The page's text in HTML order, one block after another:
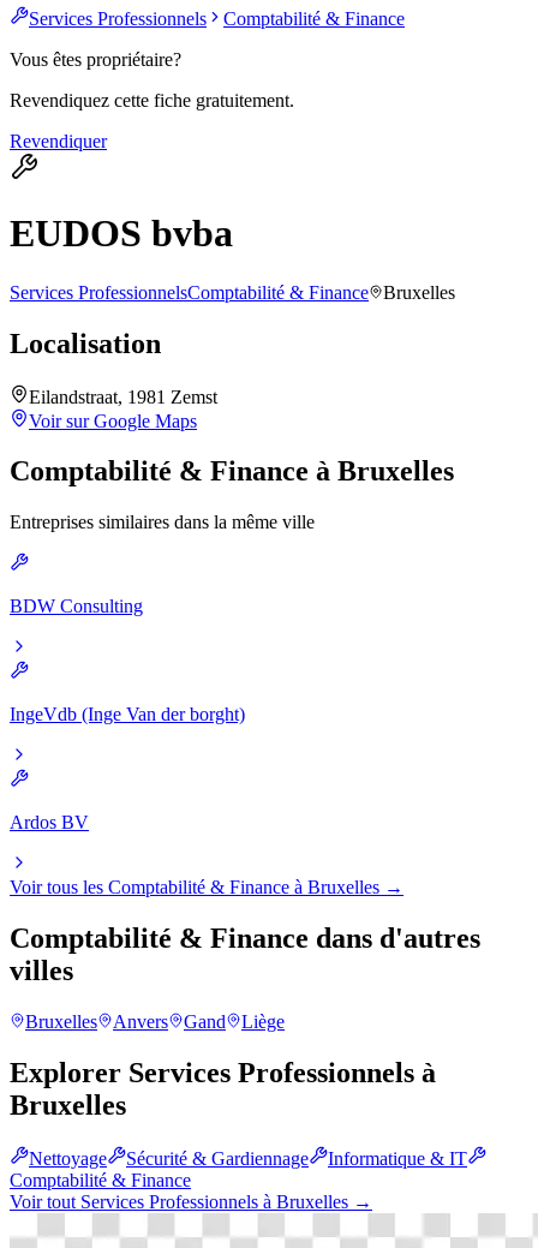
Services Professionnels
Comptabilité & Finance
Vous êtes propriétaire?
Revendiquez cette fiche gratuitement.
Revendiquer
EUDOS bvba
Services ProfessionnelsComptabilité & Finance Bruxelles
Localisation
Eilandstraat, 1981 Zemst
Voir sur Google Maps
Comptabilité & Finance à Bruxelles
Entreprises similaires dans la même ville
BDW Consulting
IngeVdb (Inge Van der borght)
Ardos BV
Voir tous les Comptabilité & Finance à Bruxelles →
Comptabilité & Finance dans d'autres
villes
Bruxelles Anvers Gand Liège
Explorer Services Professionnels à
Bruxelles
Nettoyage Sécurité & Gardiennage
Informatique & IT
Comptabilité & Finance
Voir tout Services Professionnels à Bruxelles →